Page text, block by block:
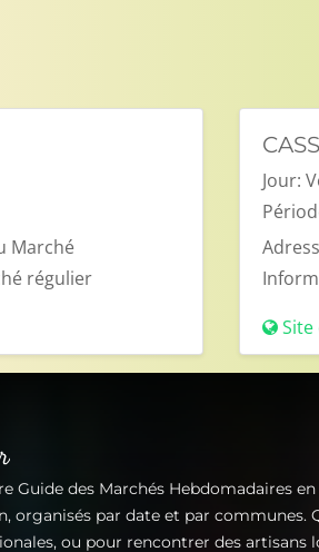
Marché
régulier
Jour:
Guide des Marchés Hebdomadaires
organisés par date et par communes.
ou pour rencontrer des